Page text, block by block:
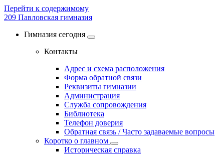
Перейти к содержимому
209 Павловская гимназия
Гимназия сегодня
Контакты
Адрес и схема расположения
Форма обратной связи
Реквизиты гимназии
Администрация
Служба сопровождения
Библиотека
Телефон доверия
Обратная связь / Часто задаваемые вопросы
Коротко о главном
Историческая справка